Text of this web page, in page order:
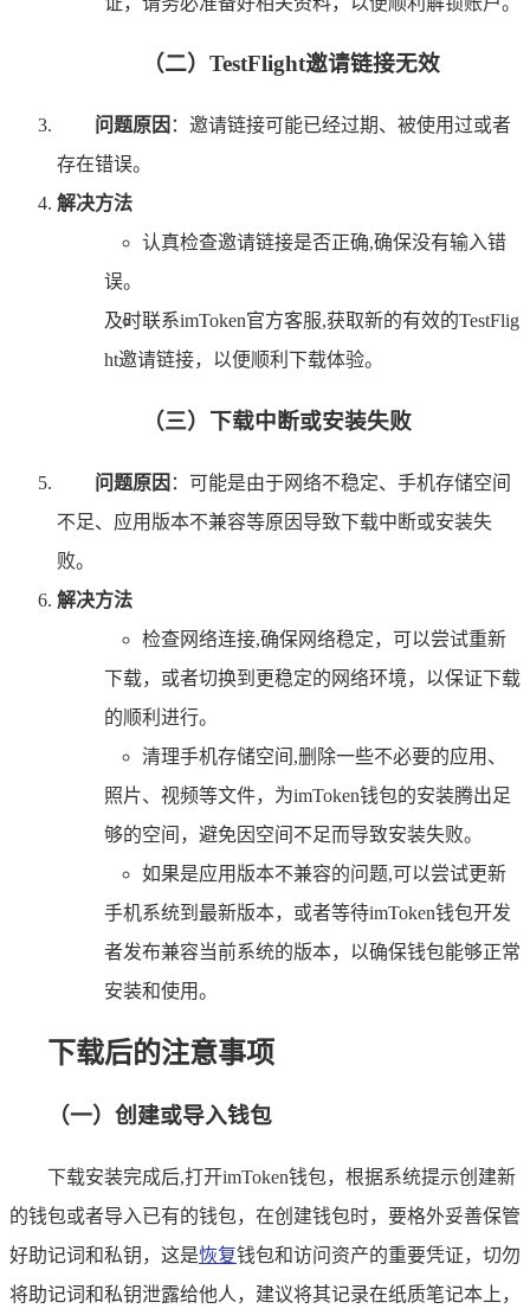
（二）TestFlight邀请链接无效
问题原因 ：邀请链接可能已经过期、被使用过或者
存在错误。
解决方法
认真检查邀请链接是否正确,确保没有输入错
误。
及时联系imToken官方客服,获取新的有效的TestFlig
ht邀请链接，以便顺利下载体验。
（三）下载中断或安装失败
问题原因 ：可能是由于网络不稳定、手机存储空间
不足、应用版本不兼容等原因导致下载中断或安装失
败。
解决方法
检查网络连接,确保网络稳定，可以尝试重新
下载，或者切换到更稳定的网络环境，以保证下载
的顺利进行。
清理手机存储空间,删除一些不必要的应用、
照片、视频等文件，为imToken钱包的安装腾出足
够的空间，避免因空间不足而导致安装失败。
如果是应用版本不兼容的问题,可以尝试更新
手机系统到最新版本，或者等待imToken钱包开发
者发布兼容当前系统的版本，以确保钱包能够正常
安装和使用。
下载后的注意事项
（一）创建或导入钱包
下载安装完成后,打开imToken钱包，根据系统提示创建新
的钱包或者导入已有的钱包，在创建钱包时，要格外妥善保管
好助记词和私钥，这是恢复钱包和访问资产的重要凭证，切勿
将助记词和私钥泄露给他人，建议将其记录在纸质笔记本上，